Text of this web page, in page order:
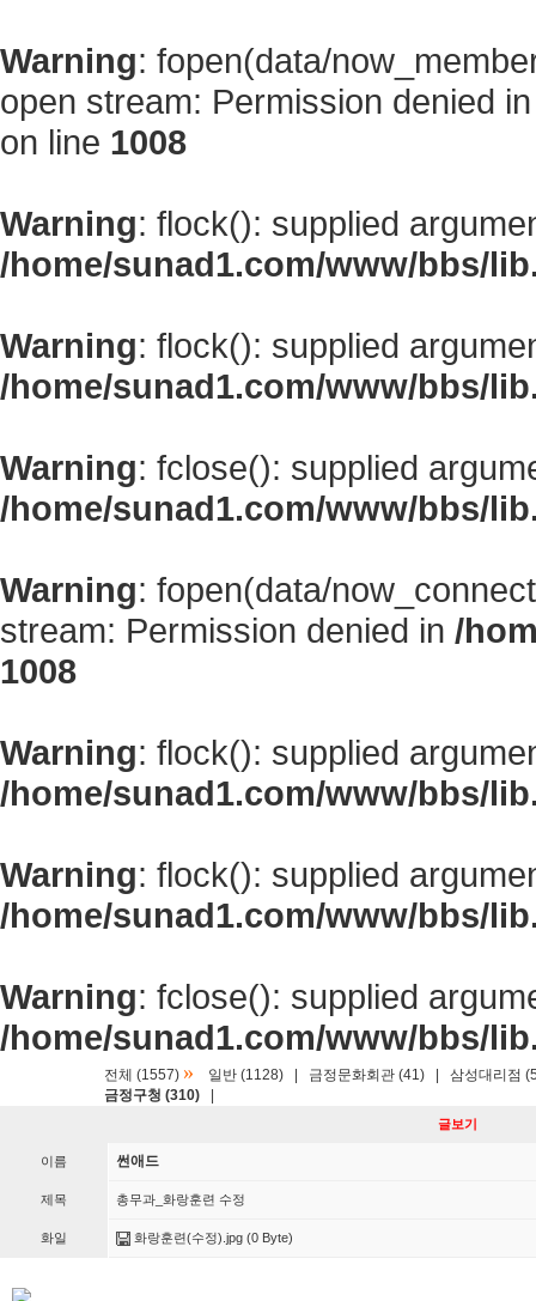
Warning: fopen(data/
open stream: Permission denied
on line 1008
Warning: flock(): supplied
/home/sunad1.com/www/bbs/
Warning: flock(): supplied
/home/sunad1.com/www/bbs/
Warning: fclose(): supplied
/home/sunad1.com/www/bbs/
Warning: fopen(data/
stream: Permission denied in /
1008
Warning: flock(): supplied
/home/sunad1.com/www/bbs/
Warning: flock(): supplied
/home/sunad1.com/www/bbs/
Warning: fclose(): supplied
/home/sunad1.com/www/bbs/
전체 (1557) » 일반 (1128) 금정문화회관 (41)
삼성대리점
금정구청 (310)
글보기
이름 썬애드
제목 총무과_화랑훈련 수정
화일 화랑훈련(수정).jpg (0 Byte)